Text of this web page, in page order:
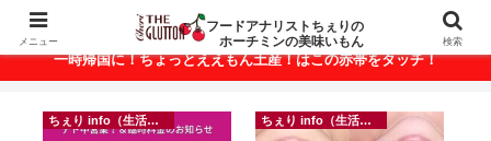
ベトナム・ホーチミンの美味いもんが満載！
一時帰国に！ちょっとええもん土産！はこの赤帯をタッチ！
ちぇり info（生活情報） ちぇり info（生活情報）
メニュー
フードアナリストちぇりの
ホーチミンの美味いもん
検索